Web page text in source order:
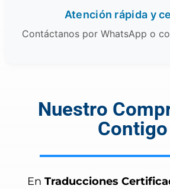
Atención rápida y
Contáctanos por WhatsApp o
Nuestro
Contigo
En Traducciones